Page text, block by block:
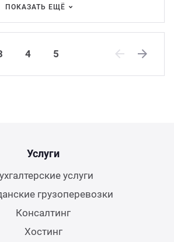
ПОКАЗАТЬ ЕЩЁ
4
5
Услуги
услуги
грузоперевозки
Консалтинг
Хостинг